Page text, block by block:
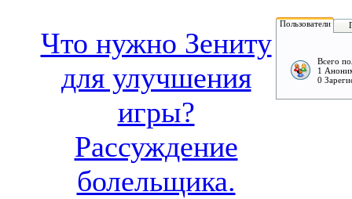
Что нужно Зениту
для улучшения
игры?
Рассуждение
болельщика.
Пользователи
Всего
1
0